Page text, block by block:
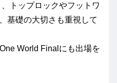
トップロックやフットワ
基礎の大切さも重視して
World Finalにも出場を